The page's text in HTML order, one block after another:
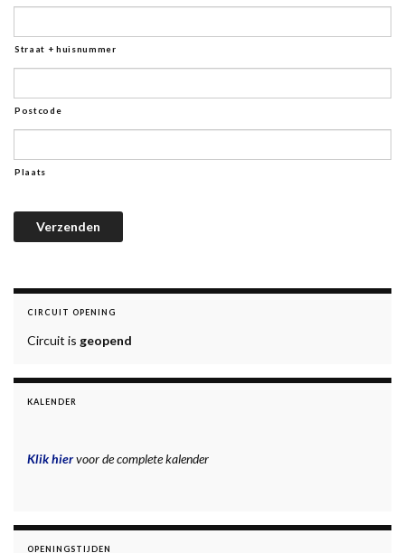
Straat + huisnummer
Postcode
Plaats
Verzenden
CIRCUIT OPENING
Circuit is geopend
KALENDER
Klik hiervoor de complete kalender
OPENINGSTIJDEN